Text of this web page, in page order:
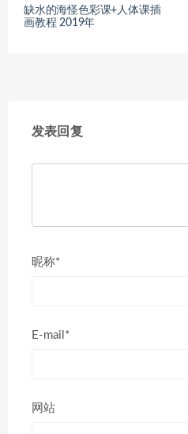
缺水的海怪色彩课+人体课插
画教程 2019年
发表回复
昵称*
E-mail*
网站